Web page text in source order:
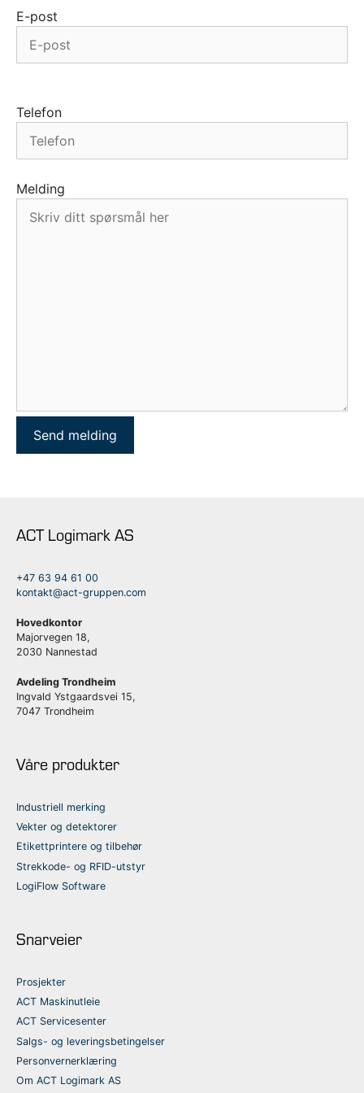
E-post
Telefon
Melding
ACT Logimark AS
+47 63 94 61 00
kontakt@act-gruppen.com
Hovedkontor
Majorvegen 18,
2030 Nannestad
Avdeling Trondheim
Ingvald Ystgaardsvei 15,
7047 Trondheim
Våre produkter
Industriell merking
Vekter og detektorer
Etikettprintere og tilbehør
Strekkode- og RFID-utstyr
LogiFlow Software
Snarveier
Prosjekter
ACT Maskinutleie
ACT Servicesenter
Salgs- og leveringsbetingelser
Personvernerklæring
Om ACT Logimark AS